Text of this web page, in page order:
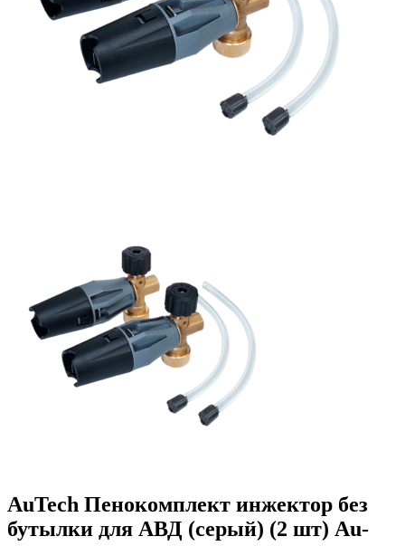
AuTech Пенокомплект инжектор без
бутылки для АВД (серый) (2 шт) Au-